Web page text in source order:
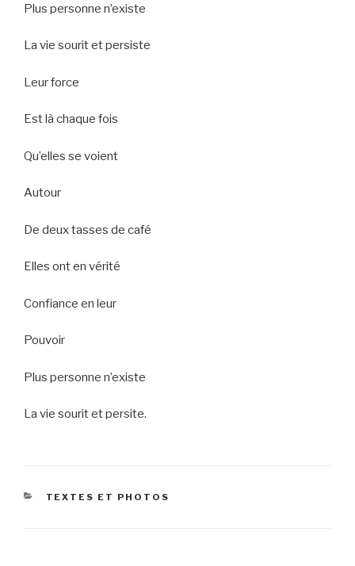
Plus personne n’existe
La vie sourit et persiste
Leur force
Est là chaque fois
Qu’elles se voient
Autour
De deux tasses de café
Elles ont en vérité
Confiance en leur
Pouvoir
Plus personne n’existe
La vie sourit et persite.
CATEGORIES
TEXTES ET PHOTOS